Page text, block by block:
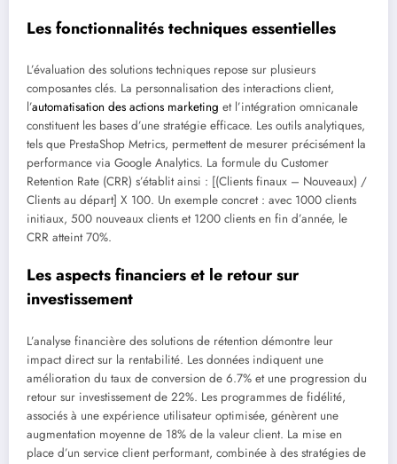
Les fonctionnalités techniques essentielles
L’évaluation des solutions techniques repose sur plusieurs
composantes clés. La personnalisation des interactions client,
l’automatisation des actions marketing et l’intégration omnicanale
constituent les bases d’une stratégie efficace. Les outils analytiques,
tels que PrestaShop Metrics, permettent de mesurer précisément la
performance via Google Analytics. La formule du Customer
Retention Rate (CRR) s’établit ainsi : [(Clients finaux – Nouveaux) /
Clients au départ] X 100. Un exemple concret : avec 1000 clients
initiaux, 500 nouveaux clients et 1200 clients en fin d’année, le
CRR atteint 70%.
Les aspects financiers et le retour sur
investissement
L’analyse financière des solutions de rétention démontre leur
impact direct sur la rentabilité. Les données indiquent une
amélioration du taux de conversion de 6.7% et une progression du
retour sur investissement de 22%. Les programmes de fidélité,
associés à une expérience utilisateur optimisée, génèrent une
augmentation moyenne de 18% de la valeur client. La mise en
place d’un service client performant, combinée à des stratégies de